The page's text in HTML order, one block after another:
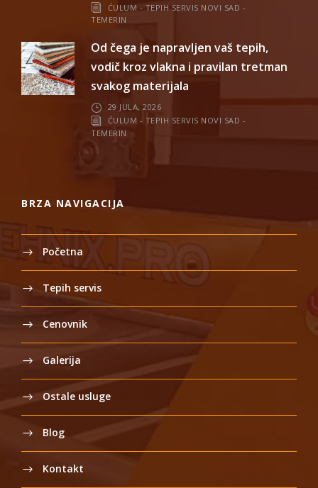
ĆULUM - TEPIH SERVIS NOVI SAD -
TEMERIN
Od čega je napravljen vaš tepih,
vodič kroz vlakna i pravilan tretman
svakog materijala
29 JULA, 2026
ĆULUM - TEPIH SERVIS NOVI SAD -
TEMERIN
BRZA NAVIGACIJA
Početna
Tepih servis
Cenovnik
Galerija
Ostale usluge
Blog
Kontakt